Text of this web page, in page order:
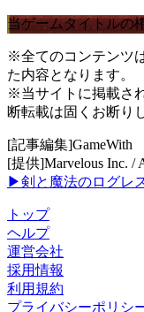
当ゲームタイトルの
※全てのコンテンツ
た内容となります。
※当サイトに掲載さ
断転載は固くお断り
[記事編集]GameWith
[提供]Marvelous Inc. /
▶剣と魔法のログレ
トップ
ヘルプ
運営会社
採用情報
利用規約
プライバシーポリシ